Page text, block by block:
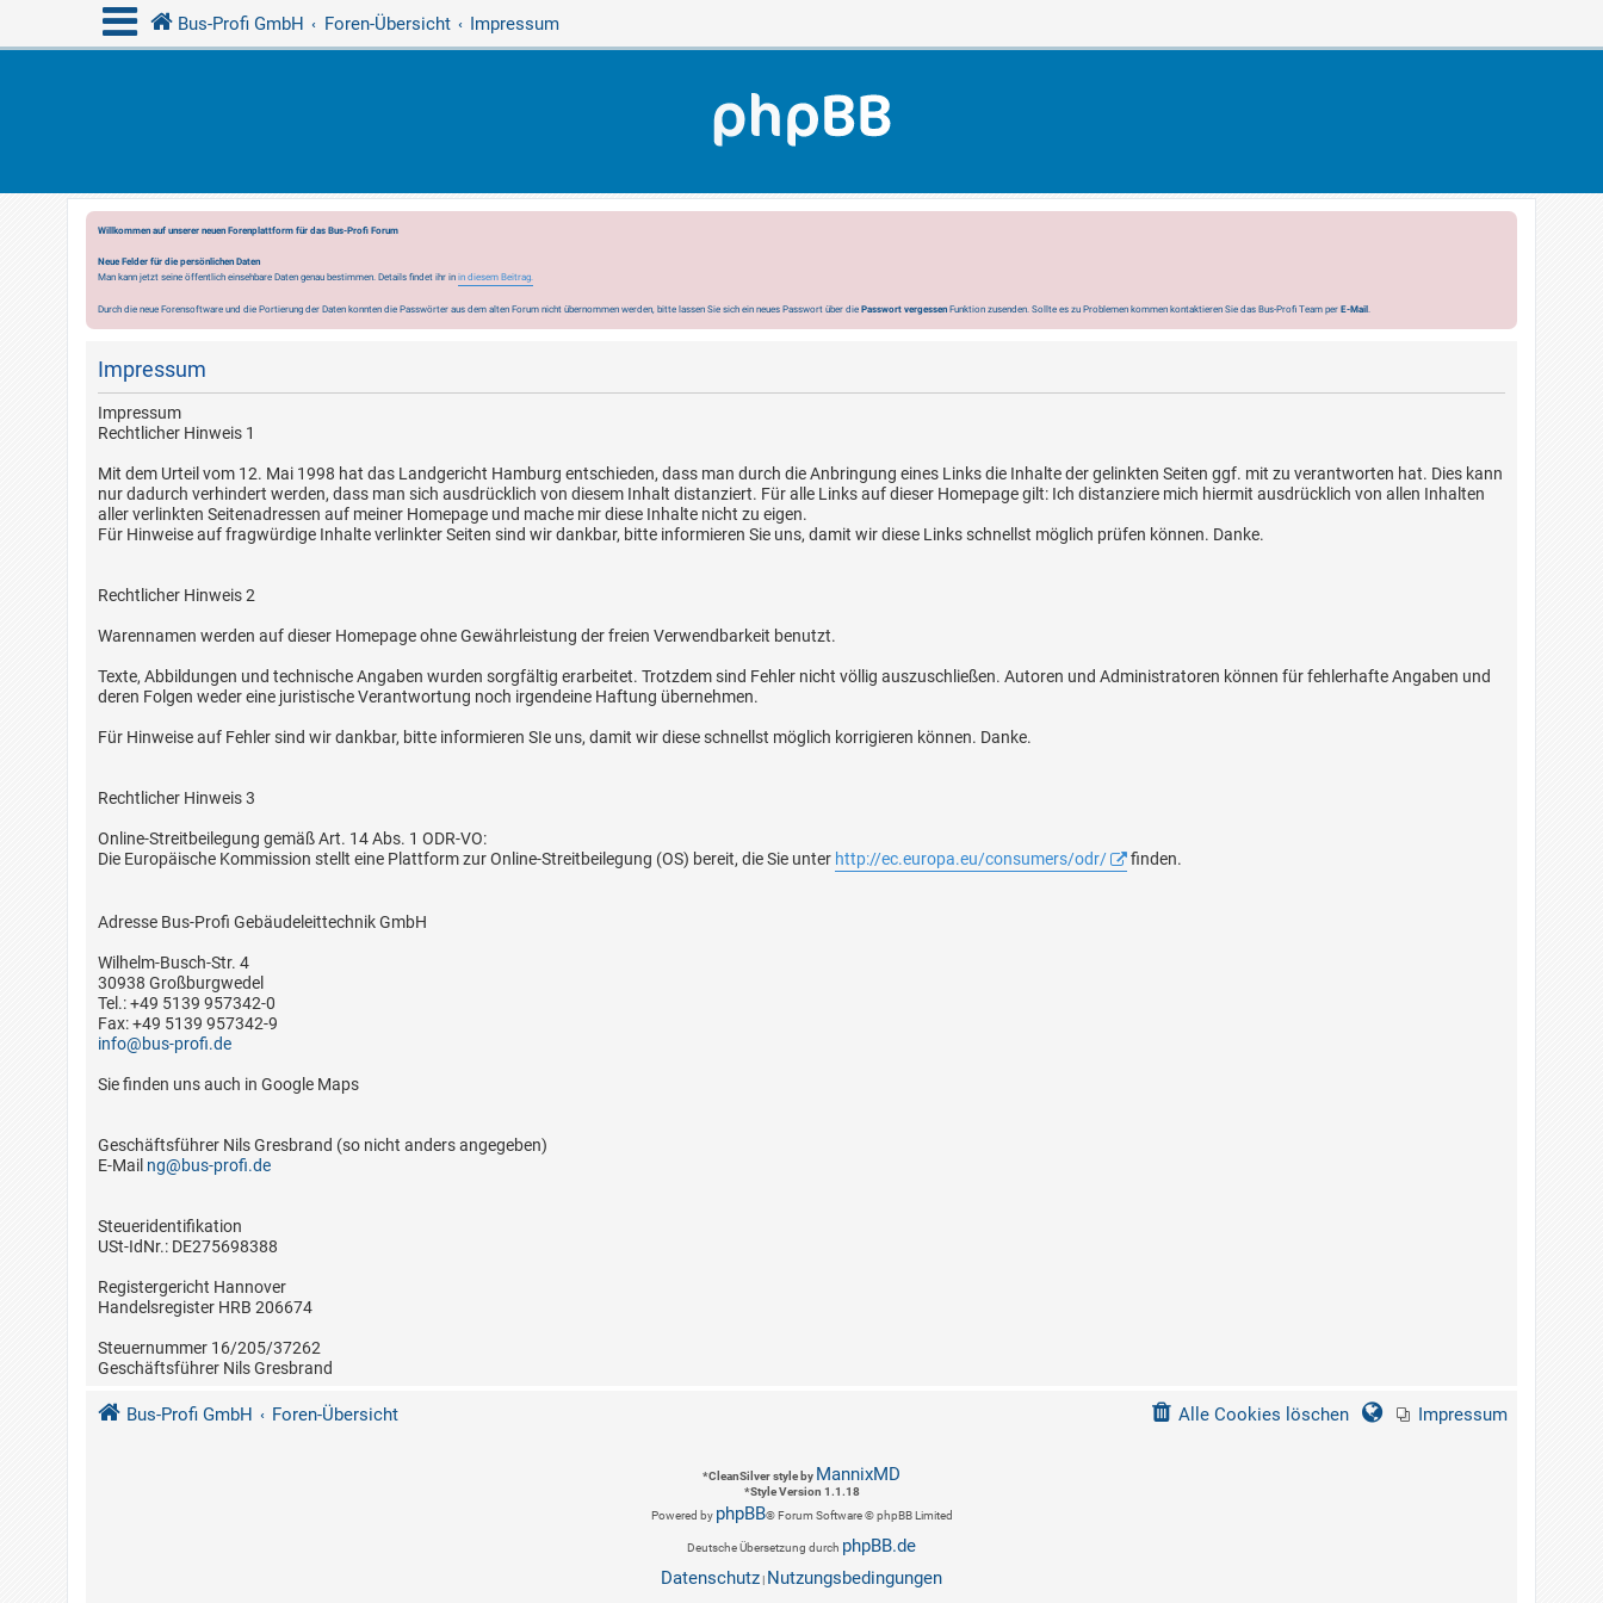
Bus-Profi GmbH Foren-Übersicht Impressum
Willkommen auf unserer neuen Forenplattform für das Bus-Profi Forum
Neue Felder für die persönlichen Daten
Man kann jetzt seine öffentlich einsehbare Daten genau bestimmen. Details findet ihr in in diesem Beitrag.
Durch die neue Forensoftware und die Portierung der Daten konnten die Passwörter aus dem alten Forum nicht übernommen werden, bitte lassen Sie sich ein neues Passwort über die Passwort vergessen Funktion zusenden. Sollte es zu Problemen kommen kontaktieren Sie das Bus-Profi Team per E-Mail.
Impressum
Impressum
Rechtlicher Hinweis 1
Mit dem Urteil vom 12. Mai 1998 hat das Landgericht Hamburg entschieden, dass man durch die Anbringung eines Links die Inhalte der gelinkten Seiten ggf. mit zu verantworten hat. Dies kann
nur dadurch verhindert werden, dass man sich ausdrücklich von diesem Inhalt distanziert. Für alle Links auf dieser Homepage gilt: Ich distanziere mich hiermit ausdrücklich von allen Inhalten
aller verlinkten Seitenadressen auf meiner Homepage und mache mir diese Inhalte nicht zu eigen.
Für Hinweise auf fragwürdige Inhalte verlinkter Seiten sind wir dankbar, bitte informieren Sie uns, damit wir diese Links schnellst möglich prüfen können. Danke.
Rechtlicher Hinweis 2
Warennamen werden auf dieser Homepage ohne Gewährleistung der freien Verwendbarkeit benutzt.
Texte, Abbildungen und technische Angaben wurden sorgfältig erarbeitet. Trotzdem sind Fehler nicht völlig auszuschließen. Autoren und Administratoren können für fehlerhafte Angaben und
deren Folgen weder eine juristische Verantwortung noch irgendeine Haftung übernehmen.
Für Hinweise auf Fehler sind wir dankbar, bitte informieren SIe uns, damit wir diese schnellst möglich korrigieren können. Danke.
Rechtlicher Hinweis 3
Online-Streitbeilegung gemäß Art. 14 Abs. 1 ODR-VO:
Die Europäische Kommission stellt eine Plattform zur Online-Streitbeilegung (OS) bereit, die Sie unter http://ec.europa.eu/consumers/odr/ finden.
Adresse Bus-Profi Gebäudeleittechnik GmbH
Wilhelm-Busch-Str. 4
30938 Großburgwedel
Tel.: +49 5139 957342-0
Fax: +49 5139 957342-9
info@bus-profi.de
Sie finden uns auch in Google Maps
Geschäftsführer Nils Gresbrand (so nicht anders angegeben)
E-Mail ng@bus-profi.de
Steueridentifikation
USt-IdNr.: DE275698388
Registergericht Hannover
Handelsregister HRB 206674
Steuernummer 16/205/37262
Geschäftsführer Nils Gresbrand
Bus-Profi GmbH Foren-Übersicht Impressum
Alle Cookies löschen
*CleanSilver style by MannixMD
*Style Version 1.1.18
Powered by phpBB® Forum Software © phpBB Limited
Deutsche Übersetzung durch phpBB.de
Datenschutz | Nutzungsbedingungen